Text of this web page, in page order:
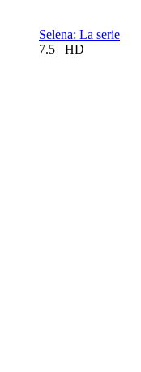
Selena: La serie
7.5
HD